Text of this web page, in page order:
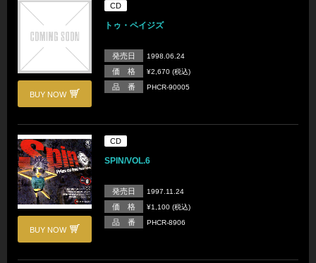
BUY NOW
CD
トゥ・ペイジズ
発売日 1998.06.24
価 格 ¥2,670 (税込)
品 番 PHCR-90005
BUY NOW
CD
SPIN/VOL.6
発売日 1997.11.24
価 格 ¥1,100 (税込)
品 番 PHCR-8906